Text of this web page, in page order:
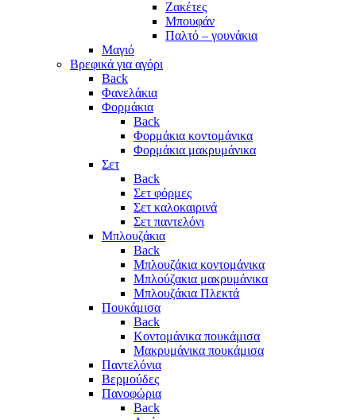
Ζακέτες
Μπουφάν
Παλτό – γουνάκια
Μαγιό
Βρεφικά για αγόρι
Back
Φανελάκια
Φορμάκια
Back
Φορμάκια κοντομάνικα
Φορμάκια μακρυμάνικα
Σετ
Back
Σετ φόρμες
Σετ καλοκαιρινά
Σετ παντελόνι
Μπλουζάκια
Back
Μπλουζάκια κοντομάνικα
Μπλούζακια μακρυμάνικα
Μπλουζάκια Πλεκτά
Πουκάμισα
Back
Κοντομάνικα πουκάμισα
Μακρυμάνικα πουκάμισα
Παντελόνια
Βερμούδες
Πανοφώρια
Back